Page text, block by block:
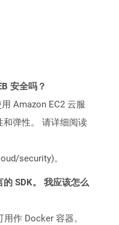
安全吗？
Amazon EC2 云服
弹性。 请详细阅读
security)。
SDK。 我应该怎么
作 Docker 容器。